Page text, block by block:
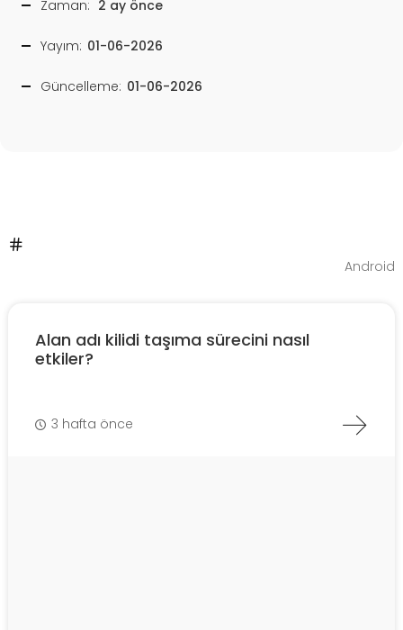
Zaman: 2 ay önce
Yayım: 01-06-2026
Güncelleme: 01-06-2026
Android
Alan adı kilidi taşıma sürecini nasıl
etkiler?
3 hafta önce